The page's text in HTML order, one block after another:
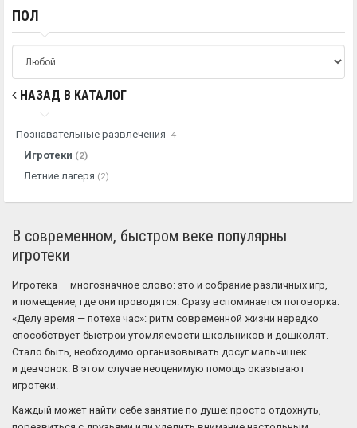
ПОЛ
НАЗАД В КАТАЛОГ
Познавательные развлечения 4
Игротеки (2)
Летние лагеря (2)
В современном, быстром веке популярны
игротеки
Игротека — многозначное слово: это и собрание различных игр,
и помещение, где они проводятся. Сразу вспоминается поговорка:
«Делу время — потехе час»: ритм современной жизни нередко
способствует быстрой утомляемости школьников и дошколят.
Стало быть, необходимо организовывать досуг мальчишек
и девчонок. В этом случае неоценимую помощь оказывают
игротеки.
Каждый может найти себе занятие по душе: просто отдохнуть,